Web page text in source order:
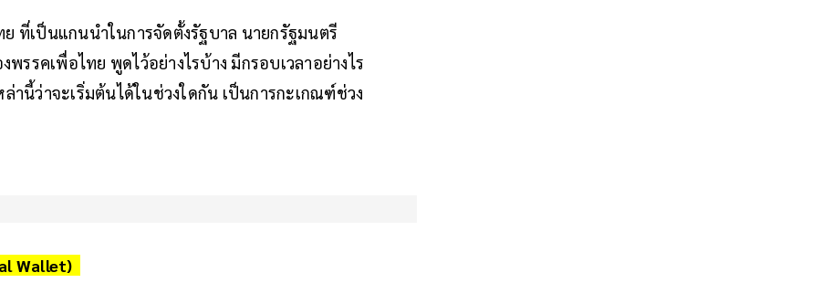
ที่เป็นแกนนำในการจัดตั้งรัฐบาล นายกรัฐมนตรี
รคเพื่อไทย พูดไว้อย่างไรบ้าง มีกรอบเวลาอย่างไร
นี้ว่าจะเริ่มต้นได้ในช่วงใดกัน เป็นการกะเกณฑ์ช่วง
Wallet)